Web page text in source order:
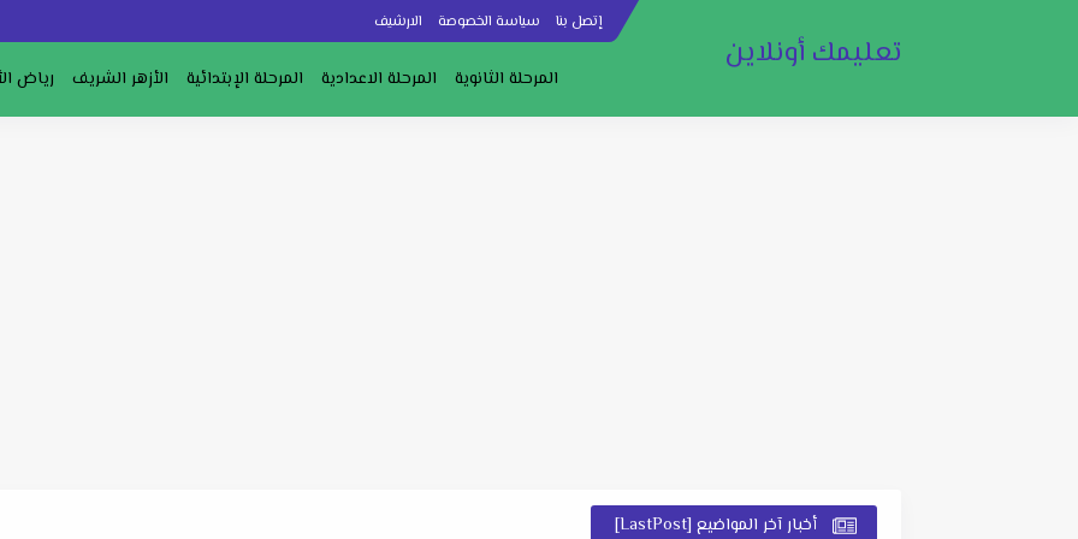
إتصل بنا سياسة الخصوصة الارشيف
تعليمك أونلاين
المرحلة الثانوية المرحلة الاعدادية المرحلة الإبتدائية الأزهر الشريف رياض
أخبار آخر المواضيع [LastPost]